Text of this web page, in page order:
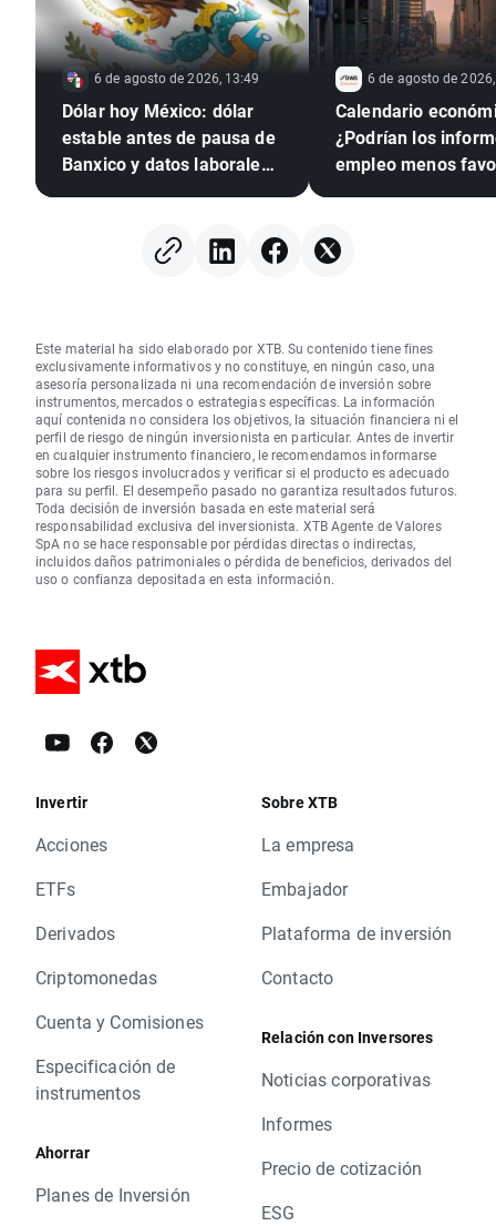
6 de agosto de 2026, 13:49
Dólar hoy México: dólar
estable antes de pausa de
Banxico y datos laborales
6 de agosto de
Calendario
¿Podrían los
empleo menos
tipos?
Este material ha sido elaborado por XTB. Su contenido tiene fines
exclusivamente informativos y no constituye, en ningún caso, una
asesoría personalizada ni una recomendación de inversión sobre
instrumentos, mercados o estrategias específicas. La información
aquí contenida no considera los objetivos, la situación financiera ni el
perfil de riesgo de ningún inversionista en particular. Antes de invertir
en cualquier instrumento financiero, le recomendamos informarse
sobre los riesgos involucrados y verificar si el producto es adecuado
para su perfil. El desempeño pasado no garantiza resultados futuros.
Toda decisión de inversión basada en este material será
responsabilidad exclusiva del inversionista. XTB Agente de Valores
SpA no se hace responsable por pérdidas directas o indirectas,
incluidos daños patrimoniales o pérdida de beneficios, derivados del
uso o confianza depositada en esta información.
Invertir
Acciones
ETFs
Derivados
Criptomonedas
Cuenta y Comisiones
Especificación de
instrumentos
Ahorrar
Planes de Inversión
Sobre XTB
La empresa
Embajador
Plataforma de inversión
Contacto
Relación con Inversores
Noticias corporativas
Informes
Precio de cotización
ESG